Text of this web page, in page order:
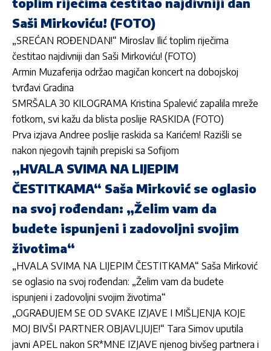
Saši Mirkoviću! (FOTO)
„SREĆAN ROĐENDAN!“ Miroslav Ilić toplim riječima
čestitao najdivniji dan Saši Mirkoviću! (FOTO)
Armin Muzaferija održao magičan koncert na dobojskoj
tvrđavi Gradina
SMRŠALA 30 KILOGRAMA Kristina Spalević zapalila mreže
fotkom, svi kažu da blista poslije RASKIDA (FOTO)
Prva izjava Andree poslije raskida sa Karićem! Razišli se
nakon njegovih tajnih prepiski sa Sofijom
„HVALA SVIMA NA LIJEPIM
ČESTITKAMA“ Saša Mirković se oglasio
na svoj rođendan: „Želim vam da
budete ispunjeni i zadovoljni svojim
životima“
„HVALA SVIMA NA LIJEPIM ČESTITKAMA“ Saša Mirković
se oglasio na svoj rođendan: „Želim vam da budete
ispunjeni i zadovoljni svojim životima“
„OGRAĐUJEM SE OD SVAKE IZJAVE I MIŠLJENJA KOJE
MOJ BIVŠI PARTNER OBJAVLJUJE!“ Tara Simov uputila
javni APEL nakon SR*MNE IZJAVE njenog bivšeg partnera i